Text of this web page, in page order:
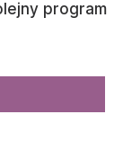
program